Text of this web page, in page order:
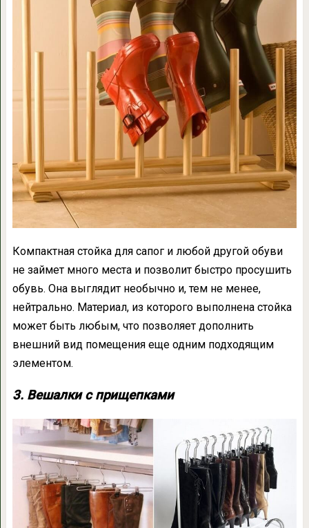
Компактная стойка для сапог и любой другой обуви
не займет много места и позволит быстро просушить
обувь. Она выглядит необычно и, тем не менее,
нейтрально. Материал, из которого выполнена стойка
может быть любым, что позволяет дополнить
внешний вид помещения еще одним подходящим
элементом.
3. Вешалки с прищепками